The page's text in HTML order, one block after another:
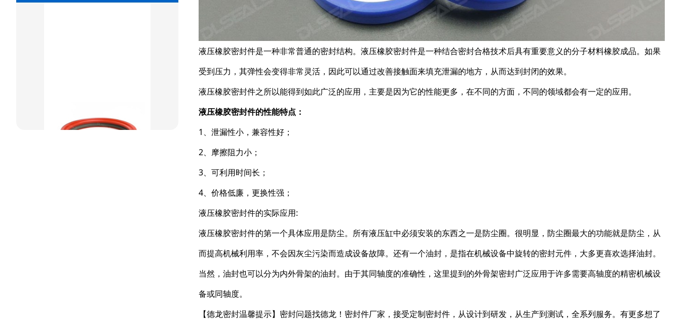
星型双O组合
液压橡胶密封件是一种非常普通的密封结构。液压橡胶密封件是一种结合密封合格技术后具有重要意义的分子材料橡胶成品。如果
受到压力，其弹性会变得非常灵活，因此可以通过改善接触面来填充泄漏的地方，从而达到封闭的效果。
液压橡胶密封件之所以能得到如此广泛的应用，主要是因为它的性能更多，在不同的方面，不同的领域都会有一定的应用。
液压橡胶密封件的性能特点：
1、泄漏性小，兼容性好；
2、摩擦阻力小；
3、可利用时间长；
4、价格低廉，更换性强；
液压橡胶密封件的实际应用:
液压橡胶密封件的第一个具体应用是防尘。所有液压缸中必须安装的东西之一是防尘圈。很明显，防尘圈最大的功能就是防尘，从
而提高机械利用率，不会因灰尘污染而造成设备故障。还有一个油封，是指在机械设备中旋转的密封元件，大多更喜欢选择油封。
当然，油封也可以分为内外骨架的油封。由于其同轴度的准确性，这里提到的外骨架密封广泛应用于许多需要高轴度的精密机械设
备或同轴度。
【德龙密封温馨提示】密封问题找德龙！密封件厂家，接受定制密封件，从设计到研发，从生产到测试，全系列服务。有更多想了